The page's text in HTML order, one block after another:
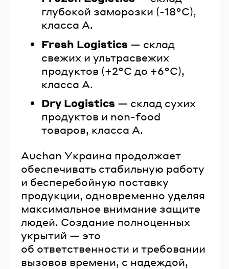
глубокой заморозки (-18°C),
класса А.
Fresh Logistics — склад
свежих и ультрасвежих
продуктов (+2°C до +6°C),
класса А.
Dry Logistics — склад сухих
продуктов и non-food
товаров, класса А.
Auchan Украина продолжает
обеспечивать стабильную работу
и бесперебойную поставку
продукции, одновременно уделяя
максимальное внимание защите
людей. Создание полноценных
укрытий — это
об ответственности и требовании
вызовов времени, с надеждой,